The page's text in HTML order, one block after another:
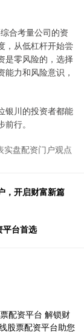
合考量公司的资
，从低杠杆开始尝
是零风险的，选择
力和风险意识，
银川的投资者都能
行。
实盘配资门户观点
，开启财富新篇
平台首选